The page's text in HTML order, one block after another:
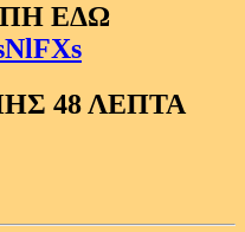
ΕΔΩ
48 ΛΕΠΤΑ